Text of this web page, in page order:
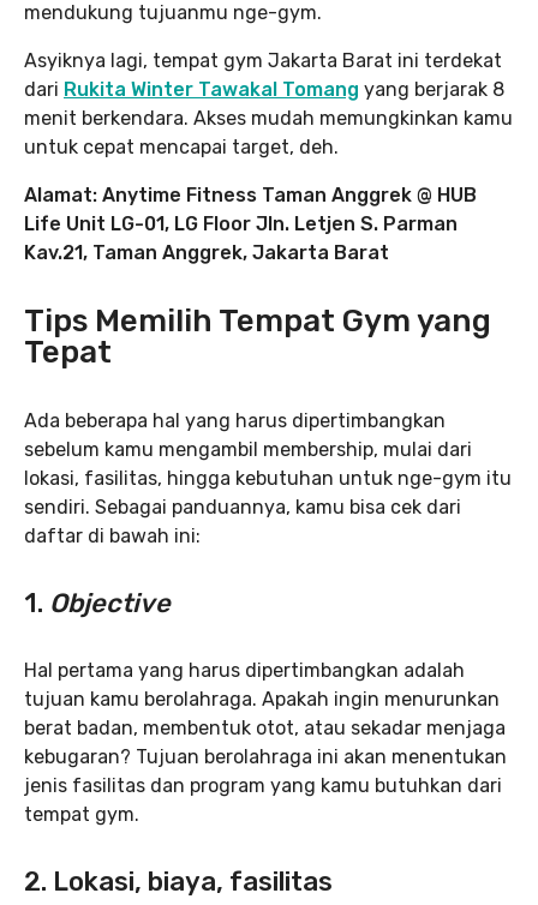
mendukung tujuanmu nge-gym.
Asyiknya lagi, tempat gym Jakarta Barat ini terdekat
dari Rukita Winter Tawakal Tomang yang berjarak 8
menit berkendara. Akses mudah memungkinkan kamu
untuk cepat mencapai target, deh.
Alamat: Anytime Fitness Taman Anggrek @ HUB
Life Unit LG-01, LG Floor Jln. Letjen S. Parman
Kav.21, Taman Anggrek, Jakarta Barat
Tips Memilih Tempat Gym yang
Tepat
Ada beberapa hal yang harus dipertimbangkan
sebelum kamu mengambil membership, mulai dari
lokasi, fasilitas, hingga kebutuhan untuk nge-gym itu
sendiri. Sebagai panduannya, kamu bisa cek dari
daftar di bawah ini:
1. Objective
Hal pertama yang harus dipertimbangkan adalah
tujuan kamu berolahraga. Apakah ingin menurunkan
berat badan, membentuk otot, atau sekadar menjaga
kebugaran? Tujuan berolahraga ini akan menentukan
jenis fasilitas dan program yang kamu butuhkan dari
tempat gym.
2. Lokasi, biaya, fasilitas